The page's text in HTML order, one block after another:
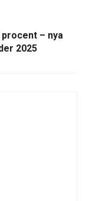
– nya
2025